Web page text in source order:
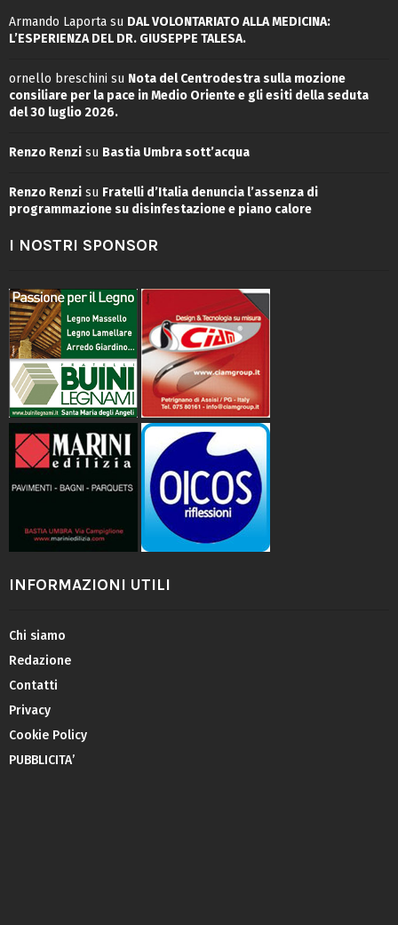
Armando Laporta su DAL VOLONTARIATO ALLA MEDICINA:
L’ESPERIENZA DEL DR. GIUSEPPE TALESA.
ornello breschini su Nota del Centrodestra sulla mozione
consiliare per la pace in Medio Oriente e gli esiti della seduta
del 30 luglio 2026.
Renzo Renzi su Bastia Umbra sott’acqua
Renzo Renzi su Fratelli d’Italia denuncia l’assenza di
programmazione su disinfestazione e piano calore
I NOSTRI SPONSOR
INFORMAZIONI UTILI
Chi siamo
Redazione
Contatti
Privacy
Cookie Policy
PUBBLICITA’